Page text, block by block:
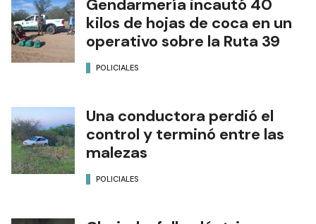
Gendarmería incautó 40
kilos de hojas de coca en un
operativo sobre la Ruta 39
POLICIALES
Una conductora perdió el
control y terminó entre las
malezas
POLICIALES